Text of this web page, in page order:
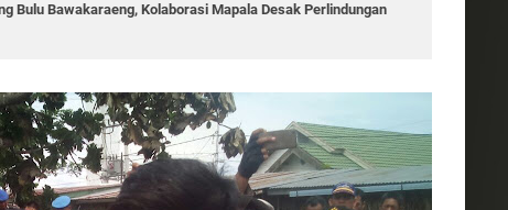
Bulu Bawakaraeng, Kolaborasi Mapala Desak Perlindungan